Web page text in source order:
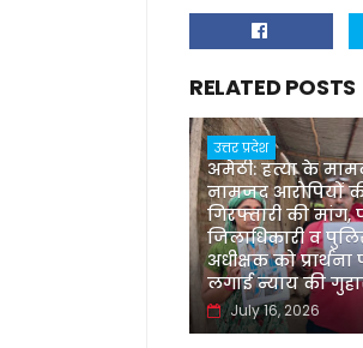
RELATED POSTS
उत्तर प्रदेश
अमेठी: हत्या के
नामजद आरोपियों
गिरफ्तारी की मांग,
जिलाधिकारी व
अधीक्षक को प्रार्थना
लगाई न्याय की
July 16, 2026